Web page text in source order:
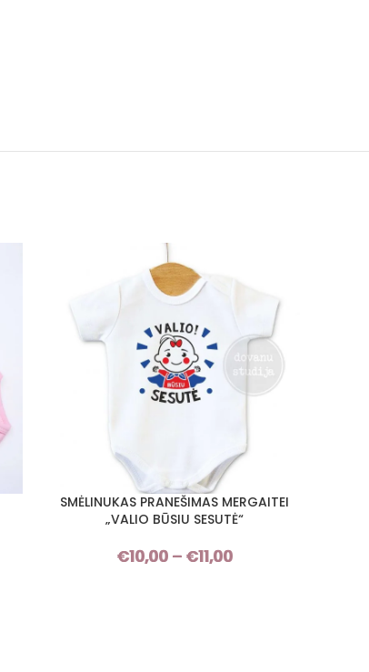
PASIRINKTI SAVYBES
SMĖLINUKAS PRANEŠIMAS MERGAITEI
„VALIO BŪSIU SESUTĖ“
€10,00 – €11,00